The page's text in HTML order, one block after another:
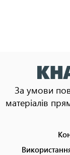
За умови
матеріалів
menu